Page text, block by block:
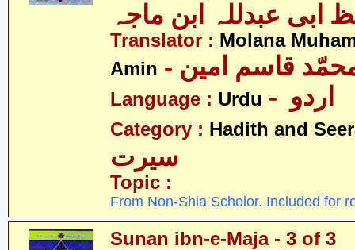
ابی عبدللہ ابن ماجہ
Translator : Molana
Amin
محمّد قاسم امین
Language : Urdu
Category : Hadith and
سیرت
Topic :
From Non-Shia Scholor. Included for
Sunan ibn-e-Maja - 3 of 3